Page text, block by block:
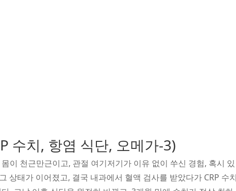
수치, 항염 식단, 오메가-3)
이 천근만근이고, 관절 여기저기가 이유 없이 쑤신 경험, 혹시 있
상태가 이어졌고, 결국 내과에서 혈액 검사를 받았다가 CRP 수